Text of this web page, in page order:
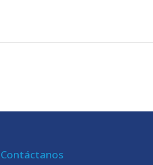
Contáctanos